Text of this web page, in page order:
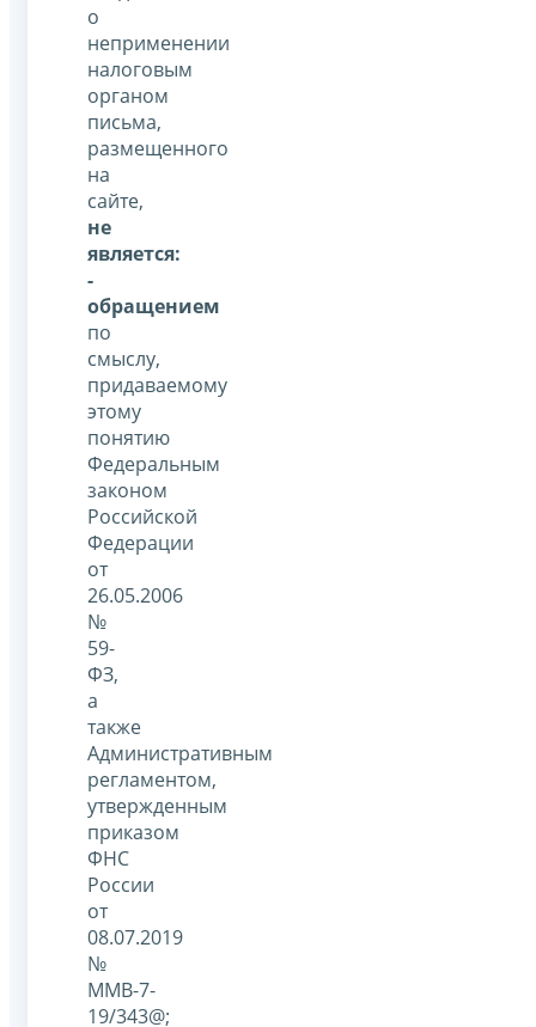
о
неприменении
налоговым
органом
письма,
размещенного
на
сайте,
не
является:
-
обращением
по
смыслу,
придаваемому
этому
понятию
Федеральным
законом
Российской
Федерации
от
26.05.2006
№
59-
ФЗ,
а
также
Административным
регламентом,
утвержденным
приказом
ФНС
России
от
08.07.2019
№
ММВ-7-
19/343@;